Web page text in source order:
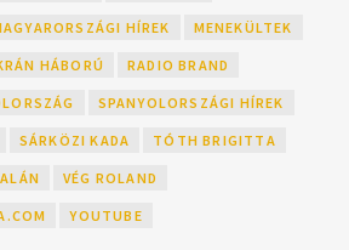
HÍREK MENEKÜLTEK
HÁBORÚ RADIO BRAND
SPANYOLORSZÁGI HÍREK
SÁRKÖZI KADA TÓTH BRIGITTA
VÉG ROLAND
YOUTUBE